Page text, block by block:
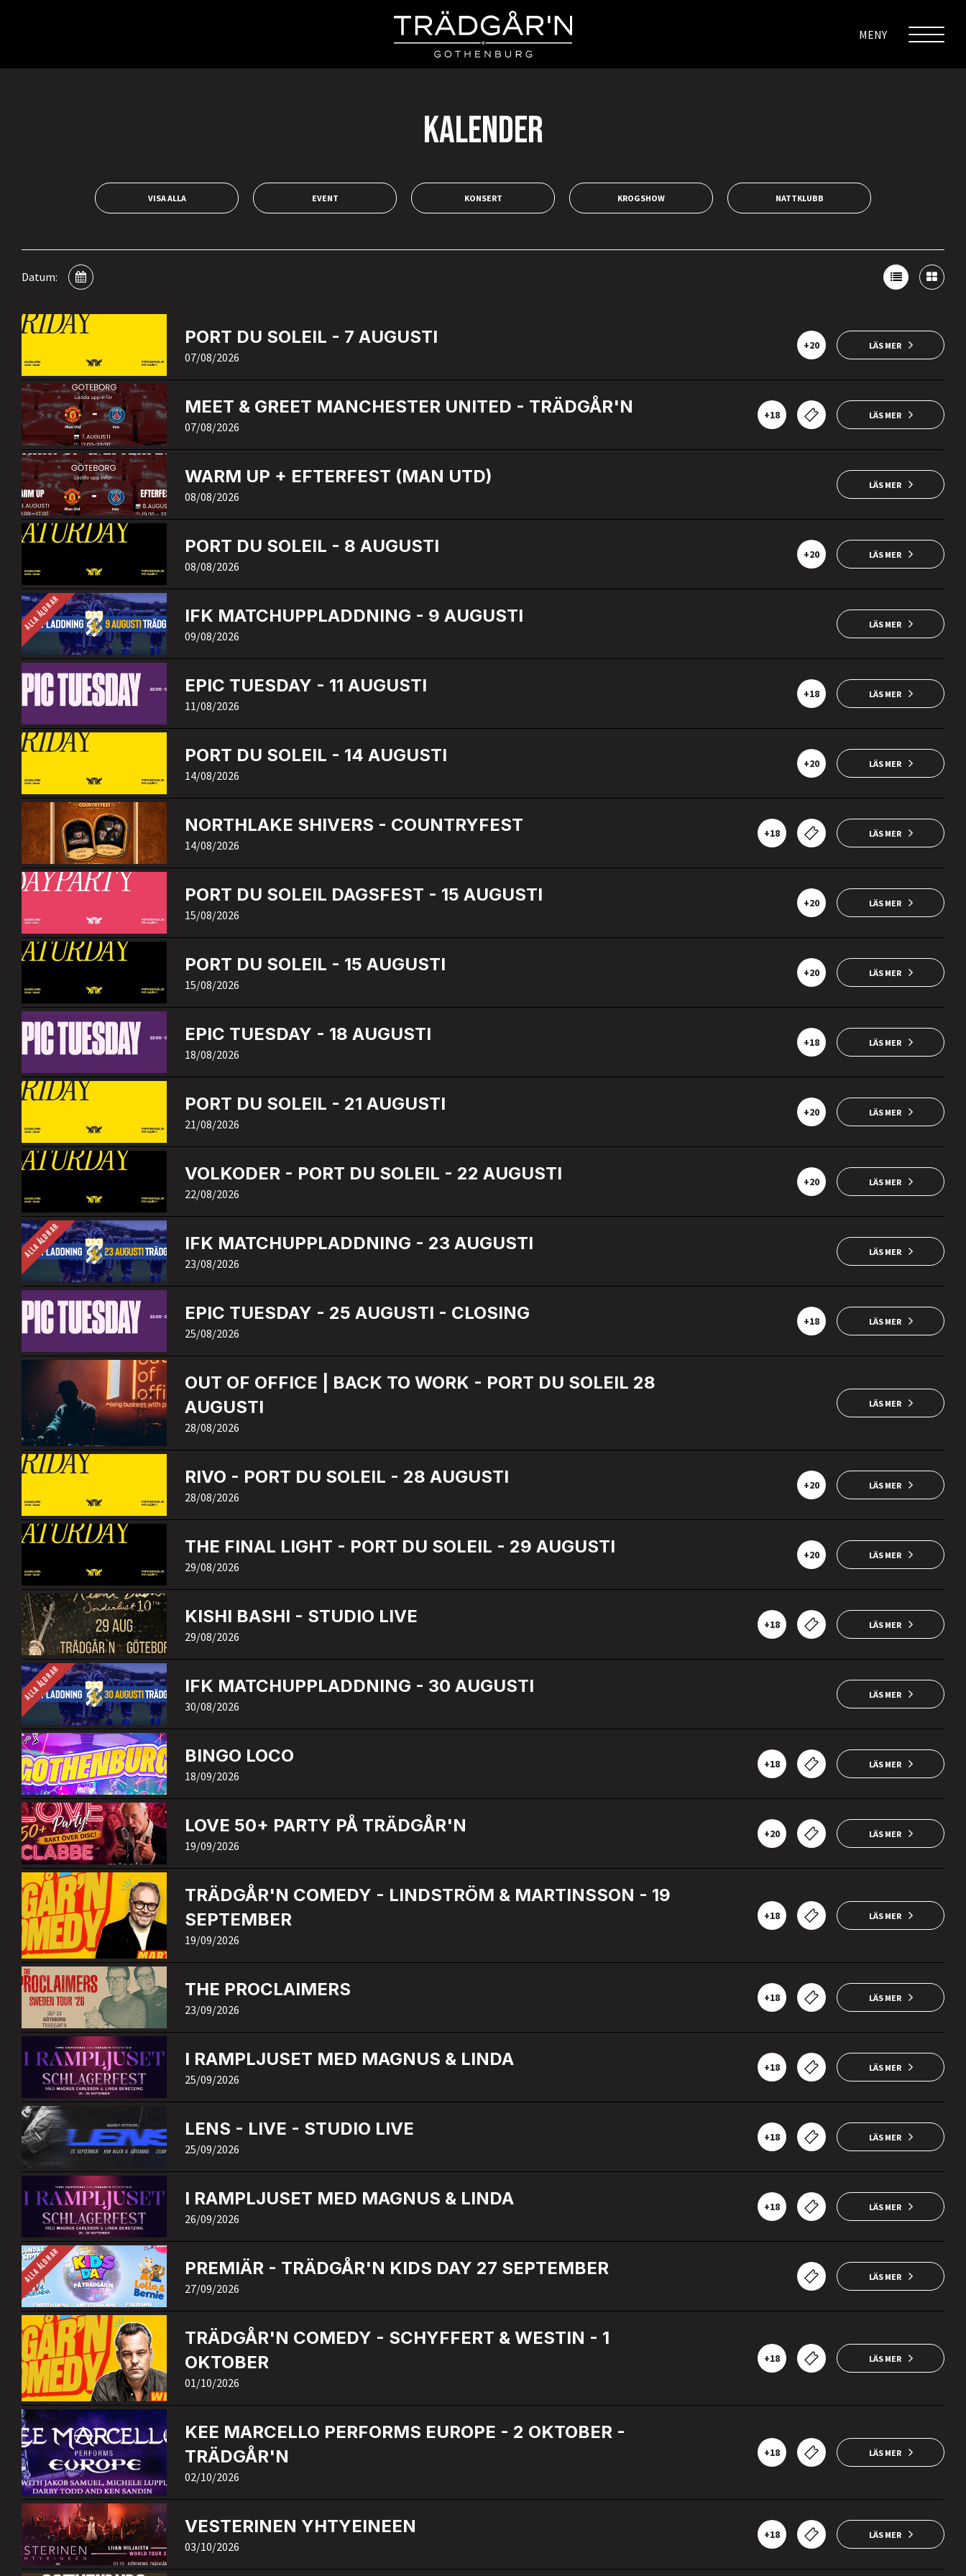
MENY
KALENDER
VISA ALLA EVENT KONSERT KROGSHOW NATTKLUBB
Datum:
PORT DU SOLEIL - 7 AUGUSTI
07/08/2026
+20 LÄS MER
MEET & GREET MANCHESTER UNITED - TRÄDGÅR'N
07/08/2026
+18 LÄS MER
WARM UP + EFTERFEST (MAN UTD)
08/08/2026
LÄS MER
PORT DU SOLEIL - 8 AUGUSTI
08/08/2026
+20 LÄS MER
ALLA ÅLDRAR IFK MATCHUPPLADDNING - 9 AUGUSTI
09/08/2026
LÄS MER
EPIC TUESDAY - 11 AUGUSTI
11/08/2026
+18 LÄS MER
PORT DU SOLEIL - 14 AUGUSTI
14/08/2026
+20 LÄS MER
NORTHLAKE SHIVERS - COUNTRYFEST
14/08/2026
+18 LÄS MER
PORT DU SOLEIL DAGSFEST - 15 AUGUSTI
15/08/2026
+20 LÄS MER
PORT DU SOLEIL - 15 AUGUSTI
15/08/2026
+20 LÄS MER
EPIC TUESDAY - 18 AUGUSTI
18/08/2026
+18 LÄS MER
PORT DU SOLEIL - 21 AUGUSTI
21/08/2026
+20 LÄS MER
VOLKODER - PORT DU SOLEIL - 22 AUGUSTI
22/08/2026
+20 LÄS MER
ALLA ÅLDRAR IFK MATCHUPPLADDNING - 23 AUGUSTI
23/08/2026
LÄS MER
EPIC TUESDAY - 25 AUGUSTI - CLOSING
25/08/2026
+18 LÄS MER
OUT OF OFFICE | BACK TO WORK - PORT DU SOLEIL 28
AUGUSTI
28/08/2026
LÄS MER
RIVO - PORT DU SOLEIL - 28 AUGUSTI
28/08/2026
+20 LÄS MER
THE FINAL LIGHT - PORT DU SOLEIL - 29 AUGUSTI
29/08/2026
+20 LÄS MER
KISHI BASHI - STUDIO LIVE
29/08/2026
+18 LÄS MER
ALLA ÅLDRAR IFK MATCHUPPLADDNING - 30 AUGUSTI
30/08/2026
LÄS MER
BINGO LOCO
18/09/2026
+18 LÄS MER
LOVE 50+ PARTY PÅ TRÄDGÅR'N
19/09/2026
+20 LÄS MER
TRÄDGÅR'N COMEDY - LINDSTRÖM & MARTINSSON - 19
SEPTEMBER
19/09/2026
+18 LÄS MER
THE PROCLAIMERS
23/09/2026
+18 LÄS MER
I RAMPLJUSET MED MAGNUS & LINDA
25/09/2026
+18 LÄS MER
LENS - LIVE - STUDIO LIVE
25/09/2026
+18 LÄS MER
I RAMPLJUSET MED MAGNUS & LINDA
26/09/2026
+18 LÄS MER
ALLA ÅLDRAR PREMIÄR - TRÄDGÅR'N KIDS DAY 27 SEPTEMBER
27/09/2026
LÄS MER
TRÄDGÅR'N COMEDY - SCHYFFERT & WESTIN - 1
OKTOBER
01/10/2026
+18 LÄS MER
KEE MARCELLO PERFORMS EUROPE - 2 OKTOBER -
TRÄDGÅR'N
02/10/2026
+18 LÄS MER
VESTERINEN YHTYEINEEN
03/10/2026
+18 LÄS MER